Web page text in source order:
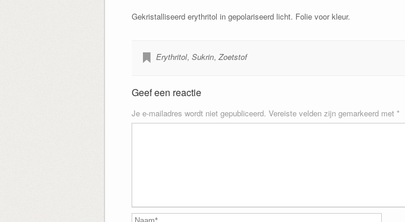
Gekristalliseerd erythritol in gepolariseerd licht. Folie voor kleur.
Erythritol, Sukrin,Zoetstof
Geef een reactie
Je e-mailadres wordt niet gepubliceerd. Vereiste velden zijn gemarkeerd met *